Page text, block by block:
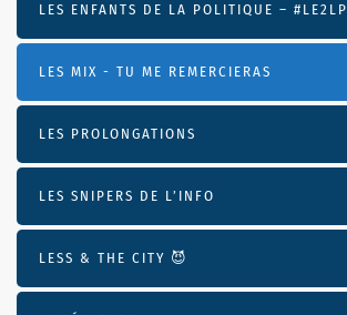
LES ENFANTS DE LA POLITIQUE – #LE2LP
LES MIX - TU ME REMERCIERAS
LES PROLONGATIONS
LES SNIPERS DE L’INFO
LESS & THE CITY 😈